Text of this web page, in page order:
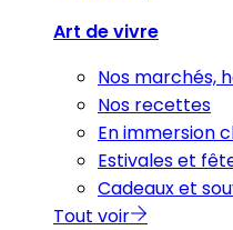
Art de vivre
Nos marchés,
Nos recettes
En immersion
Estivales et
Cadeaux et
Tout voir